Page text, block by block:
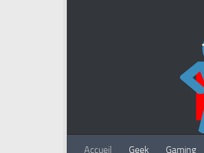
Accueil Geek Gaming